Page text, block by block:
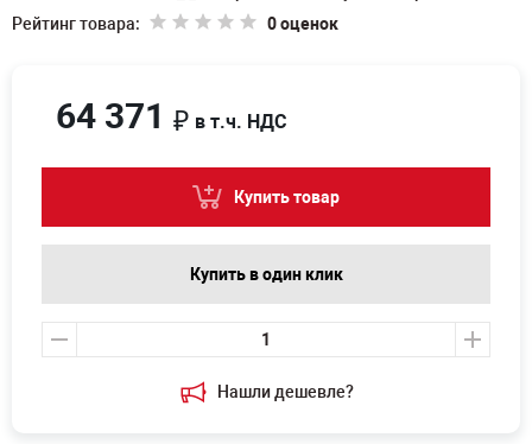
Рейтинг товара:
0 оценок
Нашли дешевле?
64 371 ₽ в т.ч. НДС
Купить товар
Купить в один клик